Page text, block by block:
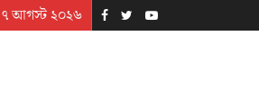
৭ আগস্ট ২০২৬